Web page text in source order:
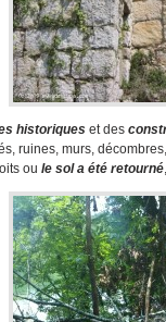
historiques et des
ruines, murs,
ou le sol a été retourné